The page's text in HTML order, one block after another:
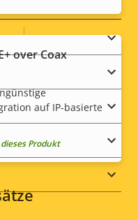
over Coax
auf IP-basierte
Produkt